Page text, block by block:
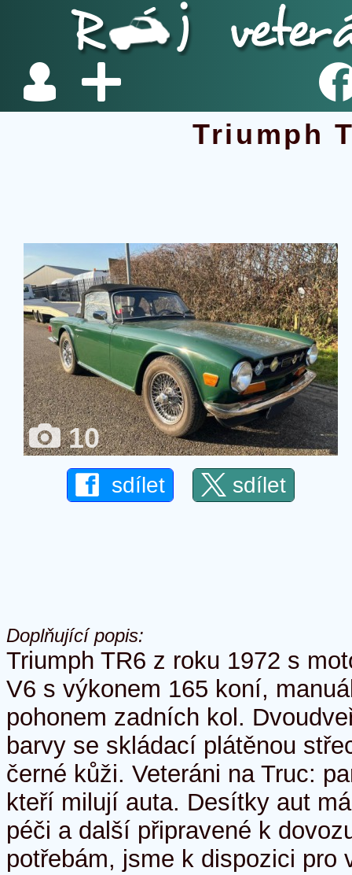
Triumph
10
sdílet sdílet
Doplňující popis:
Triumph TR6 z roku 1972 s
V6 s výkonem 165 koní,
pohonem zadních kol.
barvy se skládací plátěnou
černé kůži. Veteráni na Truc:
kteří milují auta. Desítky aut
péči a další připravené k
potřebám, jsme k dispozici pro